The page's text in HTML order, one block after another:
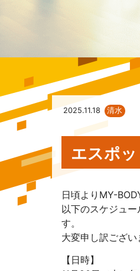
2025.11.18 清水
エスポッ
日頃よりMY-
以下のスケジュ
す。
大変申し訳ござい
【日時】